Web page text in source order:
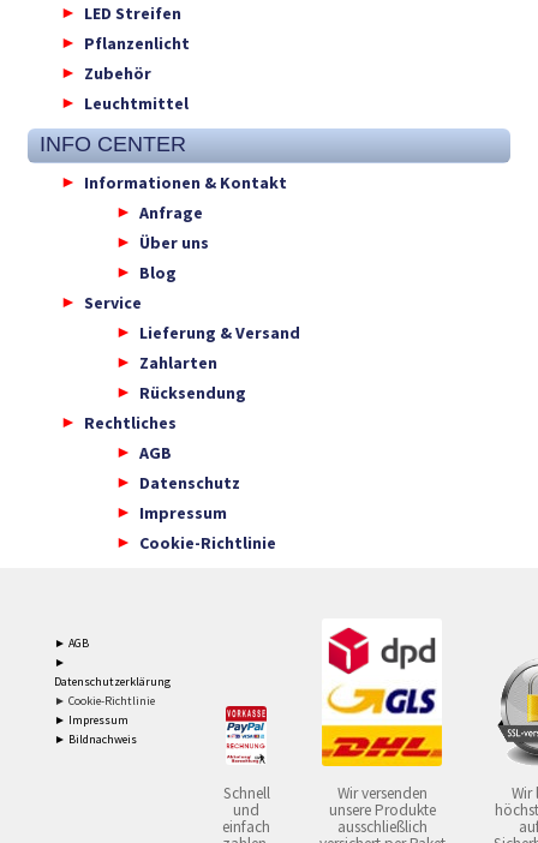
LED Streifen
Pflanzenlicht
Zubehör
Leuchtmittel
INFO CENTER
Informationen & Kontakt
Anfrage
Über uns
Blog
Service
Lieferung & Versand
Zahlarten
Rücksendung
Rechtliches
AGB
Datenschutz
Impressum
Cookie-Richtlinie
► AGB
►
Datenschutzerklärung
► Cookie-Richtlinie
► Impressum
► Bildnachweis
Schnell
und
einfach
Wir versenden
unsere Produkte
ausschließlich
Wir